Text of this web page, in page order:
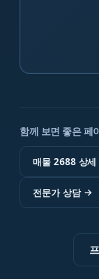
함께 보면 좋은 페
매물 2688 상세
전문가 상담→